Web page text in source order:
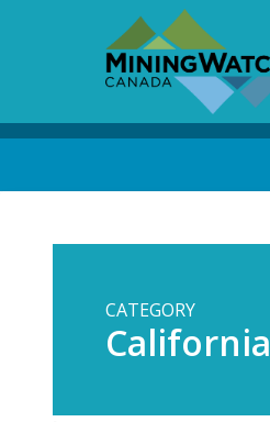
CATEGORY
California